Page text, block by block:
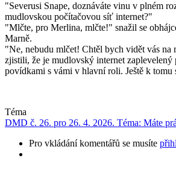
"Severusi Snape, doznáváte vinu v plném
mudlovskou počítačovou síť internet?"
"Mlčte, pro Merlina, mlčte!" snažil se
Marně.
"Ne, nebudu mlčet! Chtěl bych vidět vás na
zjistili, že je mudlovský internet
povídkami s vámi v hlavní roli. Ještě k
Téma
DMD č. 26. pro 26. 4. 2026. Téma: Máte
Pro vkládání komentářů se musíte